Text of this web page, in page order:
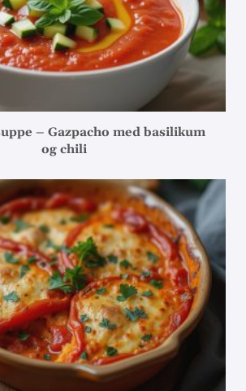
– Gazpacho med basilikum
og chili